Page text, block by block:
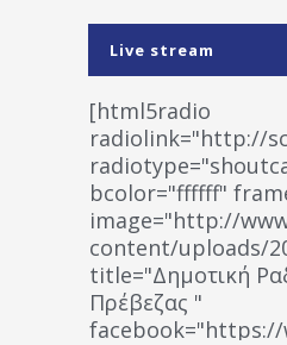
Live stream
[html5radio
radiolink="http://
bcolor="ffffff"
image="http://
content/uploads/
title="Δημοτική
Πρέβεζας "
facebook="https://